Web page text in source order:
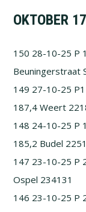
OKTOBER
150 28-10-25 P
Beuningerstraat
149 27-10-25
187,4 Weert
148 24-10-25 P
185,2 Budel
147 23-10-25 P
Ospel 234131
146 23-10-25 P